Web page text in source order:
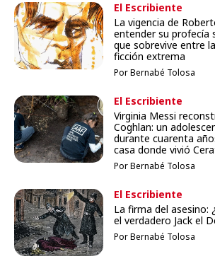
El Escribiente
La vigencia de
entender su profecía
que sobrevive entre
ficción extrema
Por Bernabé Tolosa
El Escribiente
Virginia Messi
Coghlan: un
durante cuarenta
casa donde vivió
Por Bernabé Tolosa
El Escribiente
La firma del asesino:
el verdadero Jack el
Por Bernabé Tolosa